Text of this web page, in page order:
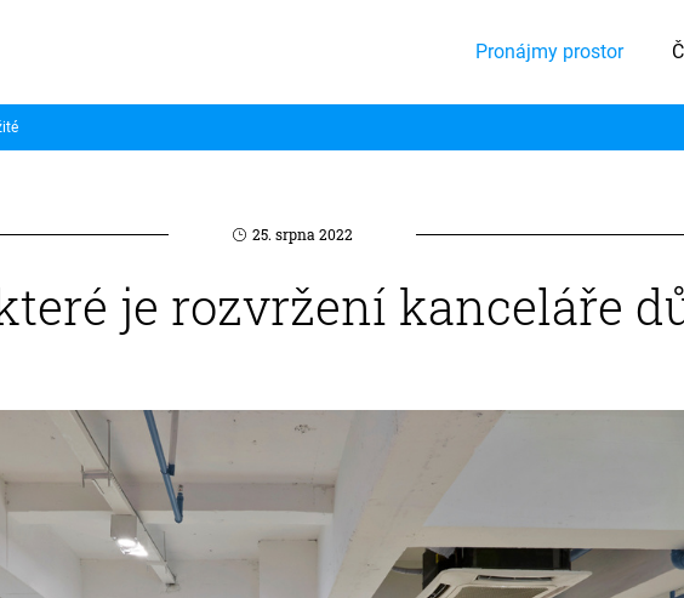
Pronájmy prostor
25. srpna 2022
je rozvržení kanceláře